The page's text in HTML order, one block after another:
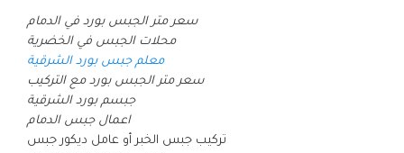
سعر متر الجبس بورد في الدمام
محلات الجبس في الخضرية
معلم جبس بورد الشرقية
سعر متر الجبس بورد مع التركيب
جبسم بورد الشرقية
اعمال جبس الدمام
تركيب جبس الخبر أو عامل ديكور جبس